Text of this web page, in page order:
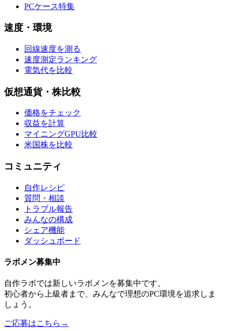
PCケース特集
速度・環境
回線速度を測る
速度測定ランキング
電気代を比較
仮想通貨・株比較
価格をチェック
収益を計算
マイニングGPU比較
米国株を比較
コミュニティ
自作レシピ
質問・相談
トラブル報告
みんなの構成
シェア機能
ダッシュボード
ラボメン募集中
自作ラボでは新しいラボメンを募集中です。
初心者から上級者まで、みんなで理想のPC環境を追求しま
しょう。
ご応募はこちら →